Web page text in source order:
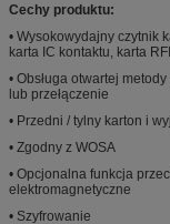
Cechy produktu:
• Wysokowydajny czytnik
karta IC kontaktu, karta
• Obsługa otwartej
lub przełączenie
• Przedni / tylny karton i
• Zgodny z WOSA
• Opcjonalna funkcja
elektromagnetyczne
• Szyfrowanie